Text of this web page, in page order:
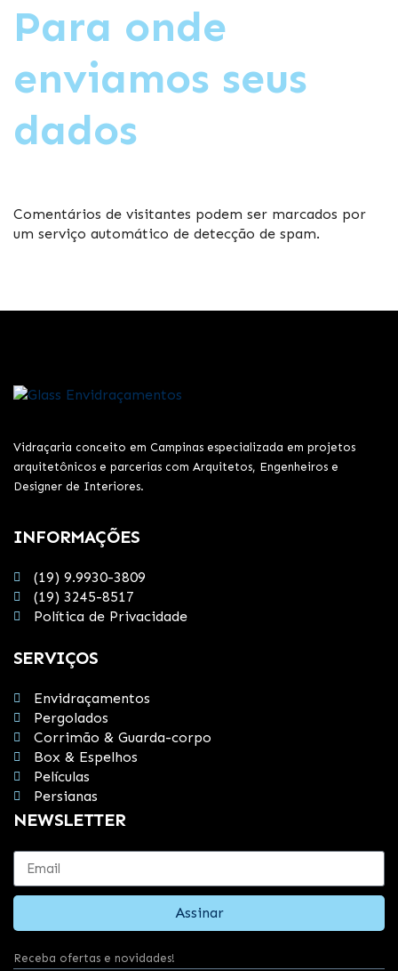
Para onde
enviamos seus
dados
Comentários de visitantes podem ser marcados por
um serviço automático de detecção de spam.
Vidraçaria conceito em Campinas especializada em projetos
arquitetônicos e parcerias com Arquitetos, Engenheiros e
Designer de Interiores.
INFORMAÇÕES
(19) 9.9930-3809
(19) 3245-8517
Política de Privacidade
SERVIÇOS
Envidraçamentos
Pergolados
Corrimão & Guarda-corpo
Box & Espelhos
Películas
Persianas
NEWSLETTER
Assinar
Receba ofertas e novidades!